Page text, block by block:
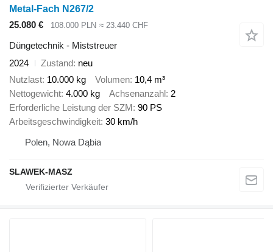
Metal-Fach N267/2
25.080 €
108.000 PLN ≈ 23.440 CHF
Düngetechnik - Miststreuer
2024
Zustand neu
Nutzlast 10.000 kg Volumen 10,4 m³
Nettogewicht 4.000 kg Achsenanzahl 2
Erforderliche Leistung der SZM 90 PS
Arbeitsgeschwindigkeit 30 km/h
Polen, Nowa Dąbia
SLAWEK-MASZ